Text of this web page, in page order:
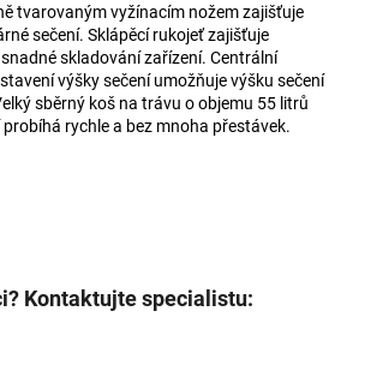
tvarovaným vyžínacím nožem zajišťuje
sečení. Sklápěcí rukojeť zajišťuje
skladování zařízení. Centrální
výšky sečení umožňuje výšku sečení
sběrný koš na trávu o objemu 55 litrů
rychle a bez mnoha přestávek.
Kontaktujte specialistu: